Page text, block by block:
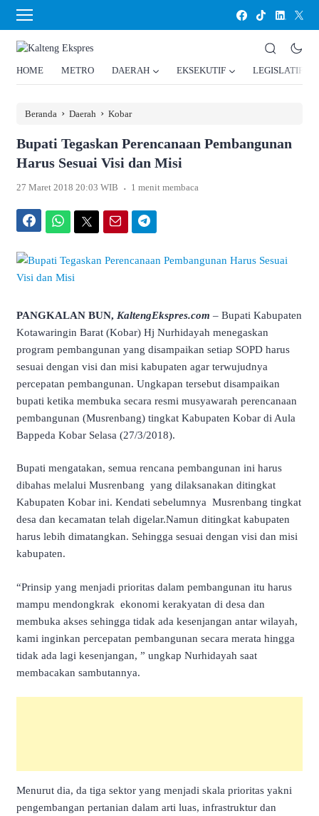
HOME METRO DAERAH EKSEKUTIF LEGISLATIF
Beranda › Daerah › Kobar
Bupati Tegaskan Perencanaan Pembangunan
Harus Sesuai Visi dan Misi
27 Maret 2018 20:03 WIB . 1 menit membaca
PANGKALAN BUN, KaltengEkspres.com – Bupati Kabupaten
Kotawaringin Barat (Kobar) Hj Nurhidayah menegaskan
program pembangunan yang disampaikan setiap SOPD harus
sesuai dengan visi dan misi kabupaten agar terwujudnya
percepatan pembangunan. Ungkapan tersebut disampaikan
bupati ketika membuka secara resmi musyawarah perencanaan
pembangunan (Musrenbang) tingkat Kabupaten Kobar di Aula
Bappeda Kobar Selasa (27/3/2018).
Bupati mengatakan, semua rencana pembangunan ini harus
dibahas melalui Musrenbang yang dilaksanakan ditingkat
Kabupaten Kobar ini. Kendati sebelumnya Musrenbang tingkat
desa dan kecamatan telah digelar.Namun ditingkat kabupaten
harus lebih dimatangkan. Sehingga sesuai dengan visi dan misi
kabupaten.
“Prinsip yang menjadi prioritas dalam pembangunan itu harus
mampu mendongkrak ekonomi kerakyatan di desa dan
membuka akses sehingga tidak ada kesenjangan antar wilayah,
kami inginkan percepatan pembangunan secara merata hingga
tidak ada lagi kesenjangan, ” ungkap Nurhidayah saat
membacakan sambutannya.
Menurut dia, da tiga sektor yang menjadi skala prioritas yakni
pengembangan pertanian dalam arti luas, infrastruktur dan